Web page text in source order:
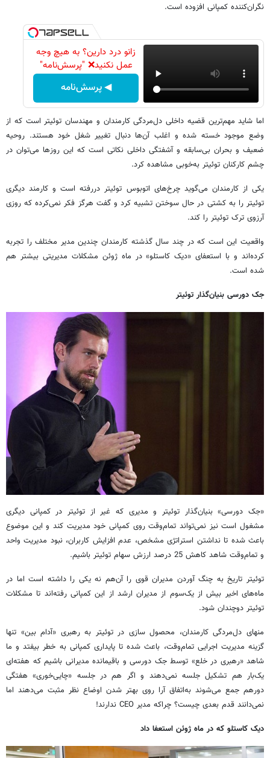
نگران‌کننده کمپانی افزوده است.
زانو درد دارین؟ به هیچ وجه
عمل نکنید❌ "پرسش‌نامه"
◀ پرسش‌نامه
اما شاید مهم‌ترین قضیه داخلی دل‌مردگی کارمندان و مهندسان توئیتر است که از
وضع موجود خسته شده و اغلب آن‌ها دنبال تغییر شغل خود هستند. روحیه
ضعیف و بحران بی‌سابقه و آشفتگی داخلی نکاتی است که این روزها می‌توان در
چشم کارکنان توئیتر به‌خوبی مشاهده کرد.
یکی از کارمندان می‌گوید چرخ‌های اتوبوس توئیتر دررفته است و کارمند دیگری
توئیتر را به کشتی در حال سوختن تشبیه کرد و گفت هرگز فکر نمی‌کرده که روزی
آرزوی ترک توئیتر را کند.
واقعیت این است که در چند سال گذشته کارمندان چندین مدیر مختلف را تجربه
کرده‌اند و با استعفای «دیک کاستلو» در ماه ژوئن مشکلات مدیریتی بیشتر هم
شده است.
جک دورسی بنیان‌گذار توئیتر
«جک دورسی» بنیان‌گذار توئیتر و مدیری که غیر از توئیتر در کمپانی دیگری
مشغول است نیز نمی‌تواند تمام‌وقت روی کمپانی خود مدیریت کند و این موضوع
باعث شده تا نداشتن استراتژی مشخص، عدم افزایش کاربران، نبود مدیریت واحد
و تمام‌وقت شاهد کاهش 25 درصد ارزش سهام توئیتر باشیم.
توئیتر تاریخ به چنگ آوردن مدیران قوی را آن‌هم نه یکی را داشته است اما در
ماه‌های اخیر بیش از یک‌سوم از مدیران ارشد از این کمپانی رفته‌اند تا مشکلات
توئیتر دوچندان شود.
منهای دل‌مردگی کارمندان، محصول سازی در توئیتر به رهبری «آدام بین» تنها
گزینه مدیریت اجرایی تمام‌وقت، باعث شده تا پایداری کمپانی به خطر بیفتد و ما
شاهد «رهبری در خلع» توسط جک دورسی و باقیمانده مدیرانی باشیم که هفته‌ای
یک‌بار هم تشکیل جلسه نمی‌دهند و اگر هم در جلسه «چایی‌خوری» هفتگی
دورهم جمع می‌شوند به‌اتفاق آرا روی بهتر شدن اوضاع نظر مثبت می‌دهند اما
نمی‌دانند قدم بعدی چیست؟ چراکه مدیر CEO ندارند!
دیک کاستلو که در ماه ژوئن استعفا داد